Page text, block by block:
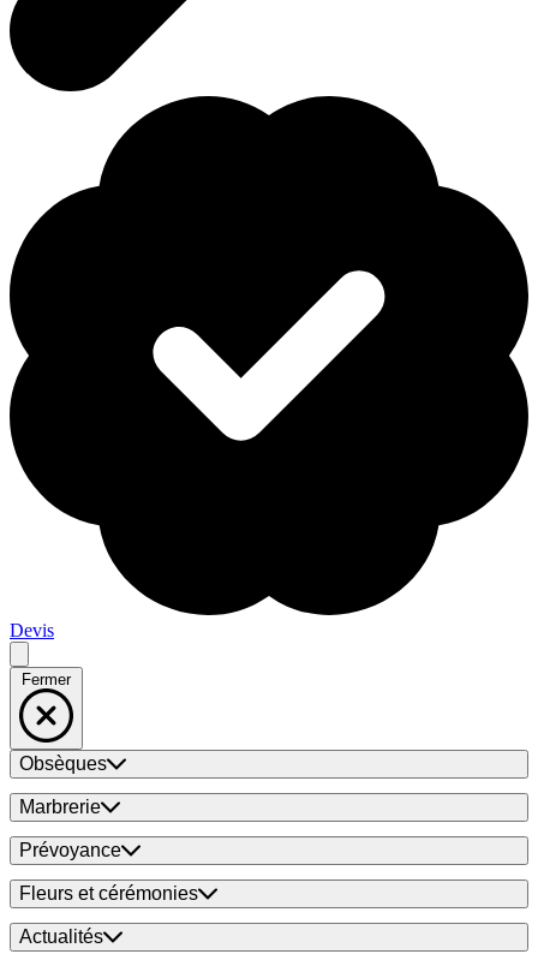
Devis
Fermer
Obsèques
Marbrerie
Prévoyance
Fleurs et cérémonies
Actualités